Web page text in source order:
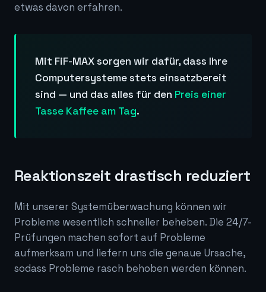
etwas davon erfahren.
Mit FiF-MAX sorgen wir dafür, dass Ihre
Computersysteme stets einsatzbereit
sind — und das alles für den Preis einer
Tasse Kaffee am Tag.
Reaktionszeit drastisch reduziert
Mit unserer Systemüberwachung können wir
Probleme wesentlich schneller beheben. Die 24/7-
Prüfungen machen sofort auf Probleme
aufmerksam und liefern uns die genaue Ursache,
sodass Probleme rasch behoben werden können.